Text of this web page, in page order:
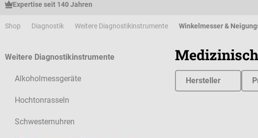
Expertise seit 140 Jahren
Shop Diagnostik Weitere Diagnostikinstrumente Winkelmesser &
Weitere Diagnostikinstrumente
Alkoholmessgeräte
Hochtonrasseln
Schwesternuhren
Hersteller